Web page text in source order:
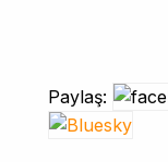
Paylaş: